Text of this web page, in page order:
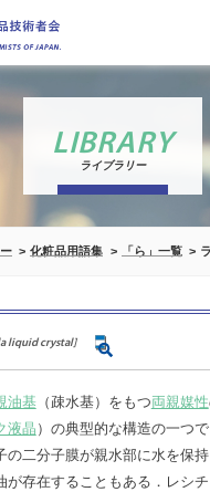
LIBRARY
ライブラリー
化粧品用語集 「ら」一覧
liquid crystal]
油基（疎水基）をもつ両親媒性
液晶 ）の典型的な構造の一つ
の二分子膜が親水部に水を保
が存在することもある．レシ